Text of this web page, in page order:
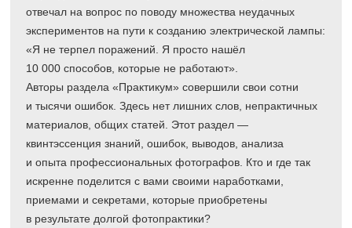
отвечал на вопрос по поводу множества неудачных
экспериментов на пути к созданию электрической лампы:
«Я не терпел поражений. Я просто нашёл
10 000 способов, которые не работают».
Авторы раздела «Практикум» совершили свои сотни
и тысячи ошибок. Здесь нет лишних слов, непрактичных
материалов, общих статей. Этот раздел —
квинтэссенция знаний, ошибок, выводов, анализа
и опыта профессиональных фотографов. Кто и где так
искренне поделится с вами своими наработками,
приемами и секретами, которые приобретены
в результате долгой фотопрактики?